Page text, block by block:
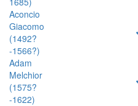
Aconcio
Giacomo
(1492?
-1566?)
Adam
Melchior
(1575?
-1622)